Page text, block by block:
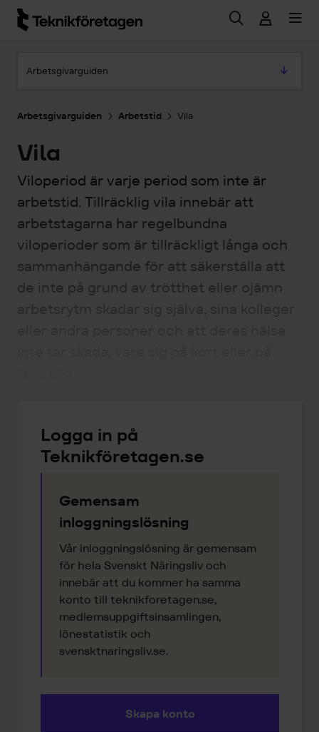
Hoppa till huvudinnehåll
Arbetsgivarguiden Arbetstid Vila
Vila
Viloperiod är varje period som inte är
arbetstid. Tillräcklig vila innebär att
arbetstagarna har regelbundna
viloperioder som är tillräckligt långa och
sammanhängande för att säkerställa att
de inte på grund av trötthet eller ojämn
Logga in på
Teknikföretagen.se
Gemensam
inloggningslösning
Vår inloggningslösning är gemensam
för hela Svenskt Näringsliv och
innebär att du kommer ha samma
konto till teknikforetagen.se,
medlemsuppgiftsinsamlingen,
lönestatistik och
svensktnaringsliv.se.
Skapa konto
Arbetsgivarguiden